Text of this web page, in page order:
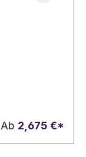
Ab 2,675 €*